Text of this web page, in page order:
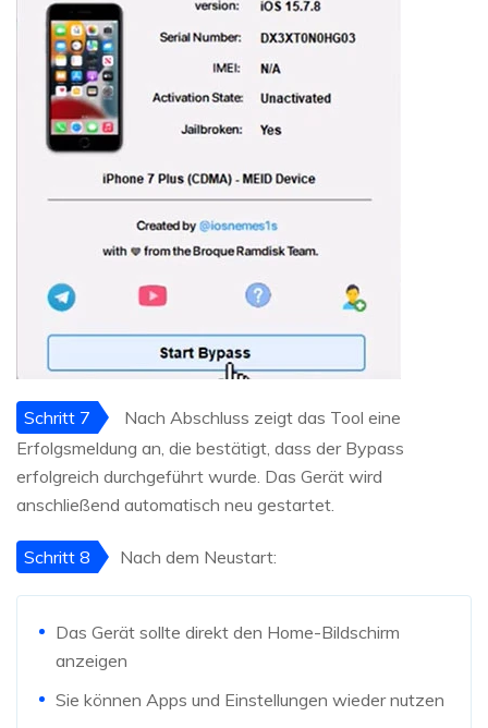
Schritt 7
Nach Abschluss zeigt das Tool eine
Erfolgsmeldung an, die bestätigt, dass der Bypass
erfolgreich durchgeführt wurde. Das Gerät wird
anschließend automatisch neu gestartet.
Schritt 8 Nach dem Neustart:
Das Gerät sollte direkt den Home-Bildschirm
anzeigen
Sie können Apps und Einstellungen wieder nutzen